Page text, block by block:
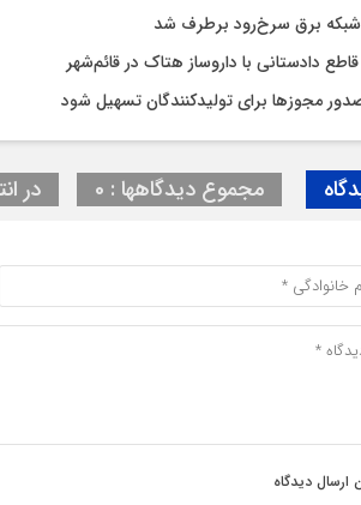
شبکه برق سرخ‌رود برطرف شد
دادستانی با داروساز هتاک در قائم‌شهر
مجوزها برای تولیدکنندگان تسهیل شود
مجموع دیدگاهها : 0 در
ارسال دیدگاه